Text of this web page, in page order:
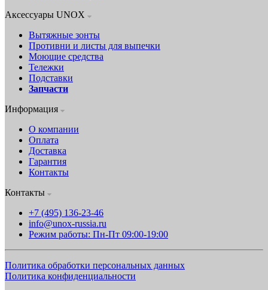
Аксессуары UNOX
Вытяжные зонты
Противни и листы для выпечки
Моющие средства
Тележки
Подставки
Запчасти
Информация
О компании
Оплата
Доставка
Гарантия
Контакты
Контакты
+7 (495) 136-23-46
info@unox-russia.ru
Режим работы: Пн-Пт 09:00-19:00
Политика обработки персональных данных
Политика конфиденциальности